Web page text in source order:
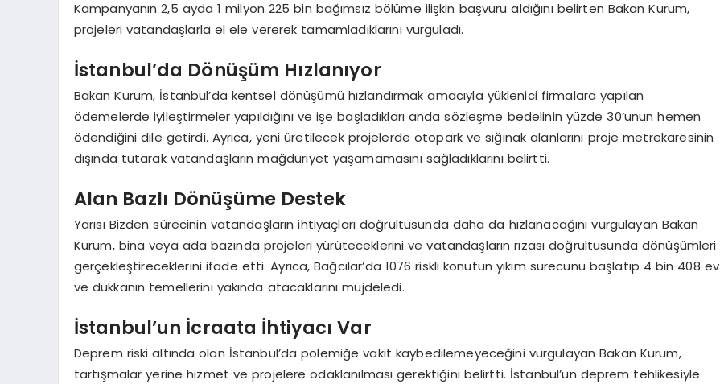
Kampanyanın 2,5 ayda 1 milyon 225 bin bağımsız bölüme ilişkin başvuru aldığını belirten Bakan Kurum,
projeleri vatandaşlarla el ele vererek tamamladıklarını vurguladı.
İstanbul’da Dönüşüm Hızlanıyor
Bakan Kurum, İstanbul’da kentsel dönüşümü hızlandırmak amacıyla yüklenici firmalara yapılan
ödemelerde iyileştirmeler yapıldığını ve işe başladıkları anda sözleşme bedelinin yüzde 30’unun hemen
ödendiğini dile getirdi. Ayrıca, yeni üretilecek projelerde otopark ve sığınak alanlarını proje metrekaresinin
dışında tutarak vatandaşların mağduriyet yaşamamasını sağladıklarını belirtti.
Alan Bazlı Dönüşüme Destek
Yarısı Bizden sürecinin vatandaşların ihtiyaçları doğrultusunda daha da hızlanacağını vurgulayan Bakan
Kurum, bina veya ada bazında projeleri yürüteceklerini ve vatandaşların rızası doğrultusunda dönüşümleri
gerçekleştireceklerini ifade etti. Ayrıca, Bağcılar’da 1076 riskli konutun yıkım sürecünü başlatıp 4 bin 408 ev
ve dükkanın temellerini yakında atacaklarını müjdeledi.
İstanbul’un İcraata İhtiyacı Var
Deprem riski altında olan İstanbul’da polemiğe vakit kaybedilemeyeceğini vurgulayan Bakan Kurum,
tartışmalar yerine hizmet ve projelere odaklanılması gerektiğini belirtti. İstanbul’un deprem tehlikesiyle